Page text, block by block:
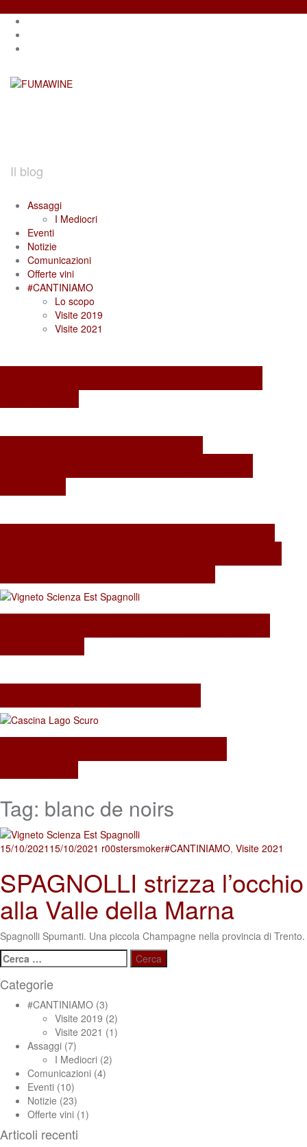
Salta
contenuto
Il blog
Assaggi
I Mediocri
Eventi
Notizie
Comunicazioni
Offerte vini
#CANTINIAMO
Lo scopo
Visite 2019
Visite 2021
Tag: blanc de noirs
15/10/2021 15/10/2021 r00stersmoker#CANTINIAMO, Visite 2021
SPAGNOLLI strizza l’occhio
alla Valle della Marna
Spagnolli Spumanti. Una piccola Champagne nella provincia di Trento.
Ricerca
per:
Categorie
#CANTINIAMO (3)
Visite 2019 (2)
Visite 2021 (1)
Assaggi (7)
I Mediocri (2)
Comunicazioni (4)
Eventi (10)
Notizie (23)
Offerte vini (1)
Articoli recenti